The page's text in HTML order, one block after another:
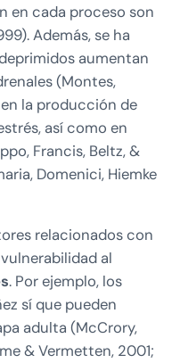
en cada proceso son
Además, se ha
aumentan
(Montes,
la producción de
así como en
Francis, Beltz, &
Domenici, Hiemke
relacionados con
al
. Por ejemplo, los
sí que pueden
adulta (McCrory,
& Vermetten, 2001;